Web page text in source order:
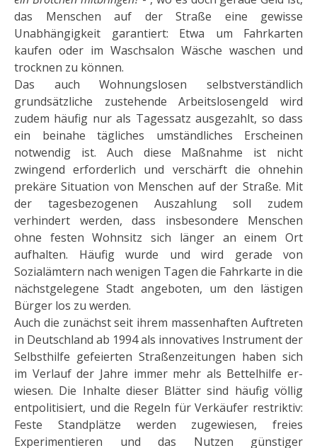
das Menschen auf der Straße eine gewisse
Unabhängigkeit garantiert: Etwa um Fahrkarten
kaufen oder im Waschsalon Wäsche waschen und
trocknen zu können.
Das auch Wohnungslosen selbstverständlich
grundsätzliche zustehende Arbeitslosengeld wird
zudem häufig nur als Tagessatz ausgezahlt, so dass
ein beinahe tägliches umständliches Erscheinen
notwendig ist. Auch diese Maßnahme ist nicht
zwingend erforderlich und verschärft die ohnehin
prekäre Situation von Men­schen auf der Straße. Mit
der tagesbezogenen Auszahlung soll zudem
verhindert werden, dass insbesonde­re Menschen
ohne festen Wohnsitz sich länger an einem Ort
aufhalten. Häufig wurde und wird gerade von
Sozialämtern nach wenigen Tagen die Fahrkarte in die
nächstgelegene Stadt angeboten, um den lästigen
Bürger los zu werden.
Auch die zunächst seit ihrem massenhaften Auftreten
in Deutschland ab 1994 als innovatives Instrument der
Selbsthilfe gefeierten Straßenzeitungen haben sich
im Verlauf der Jahre immer mehr als Bettelhilfe er­
wiesen. Die Inhalte dieser Blätter sind häufig völlig
entpolitisiert, und die Regeln für Verkäufer restriktiv:
Feste Standplätze werden zugewiesen, freies
Experimentieren und das Nutzen günstiger